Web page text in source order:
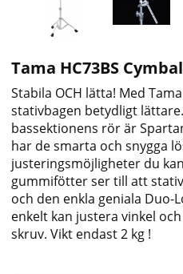
Tama HC73BS
Stabila OCH lätta! Med
stativbagen betydligt
bassektionens rör är
har de smarta och snygga
justeringsmöjligheter du
gummifötter ser till att
och den enkla geniala Duo-
enkelt kan justera vinkel
skruv. Vikt endast 2 kg !